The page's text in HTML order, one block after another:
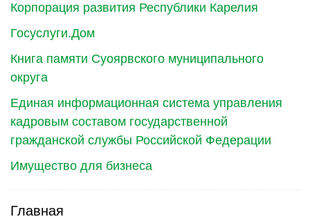
Корпорация развития Республики Карелия
Госуслуги.Дом
Книга памяти Суоярвского муниципального
округа
Единая информационная система управления
кадровым составом государственной
гражданской службы Российской Федерации
Имущество для бизнеса
Главная